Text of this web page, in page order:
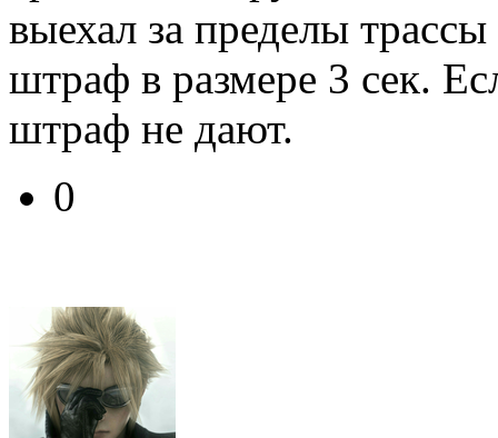
выехал за пределы
штраф в размере 3 сек.
штраф не дают.
0